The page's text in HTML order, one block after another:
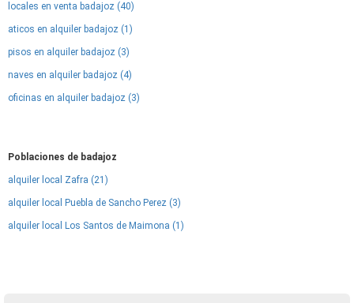
locales en venta badajoz (40)
aticos en alquiler badajoz (1)
pisos en alquiler badajoz (3)
naves en alquiler badajoz (4)
oficinas en alquiler badajoz (3)
Poblaciones de badajoz
alquiler local Zafra (21)
alquiler local Puebla de Sancho Perez (3)
alquiler local Los Santos de Maimona (1)